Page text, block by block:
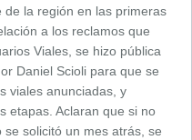
de la región en las primeras
a los reclamos que
Viales, se hizo pública
Daniel Scioli para que se
viales anunciadas, y
etapas. Aclaran que si no
solicitó un mes atrás, se